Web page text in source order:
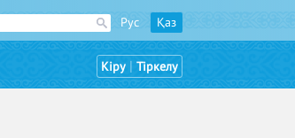
Рус Қаз
Кіру | Тіркелу